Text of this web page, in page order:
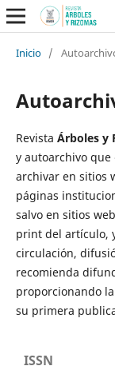
Inicio /
Revista Árboles y
y autoarchivo
archivar en sitios
páginas
salvo en sitios
print del artículo,
circulación,
recomienda
proporcionando
su primera
ISSN